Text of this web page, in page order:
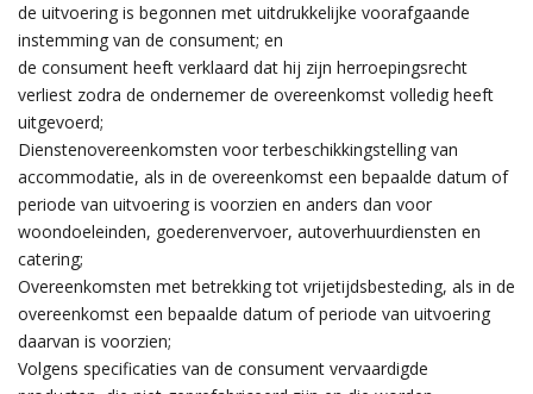
de uitvoering is begonnen met uitdrukkelijke voorafgaande
instemming van de consument; en
de consument heeft verklaard dat hij zijn herroepingsrecht
verliest zodra de ondernemer de overeenkomst volledig heeft
uitgevoerd;
Dienstenovereenkomsten voor terbeschikkingstelling van
accommodatie, als in de overeenkomst een bepaalde datum of
periode van uitvoering is voorzien en anders dan voor
woondoeleinden, goederenvervoer, autoverhuurdiensten en
catering;
Overeenkomsten met betrekking tot vrijetijdsbesteding, als in de
overeenkomst een bepaalde datum of periode van uitvoering
daarvan is voorzien;
Volgens specificaties van de consument vervaardigde